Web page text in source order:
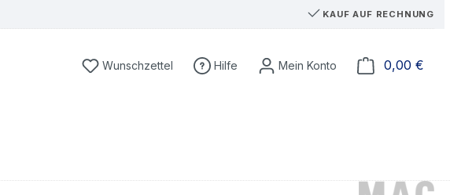
KAUF AUF RECHNUNG
Du hast 0 Produkte auf dem Merkzettel
Wunschzettel Hilfe 0,00 €